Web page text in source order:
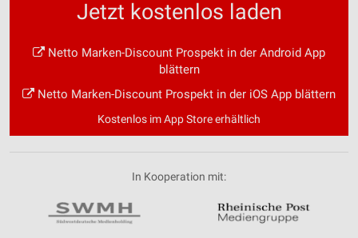
Jetzt kostenlos laden
Netto Marken-Discount Prospekt in der Android App
blättern
Netto Marken-Discount Prospekt in der iOS App blättern
Kostenlos im App Store erhältlich
In Kooperation mit: